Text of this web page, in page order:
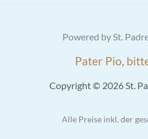
Powered by St.
Pater Pio,
Copyright © 2026 St.
Alle Preise inkl. der